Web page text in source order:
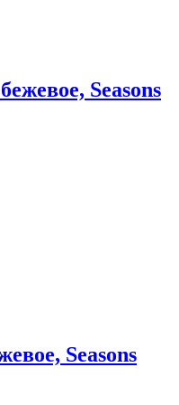
Seasons
Seasons